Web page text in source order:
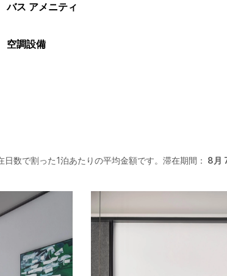
バス アメニティ
空調設備
数で割った1泊あたりの平均金額です。滞在期間： 8月